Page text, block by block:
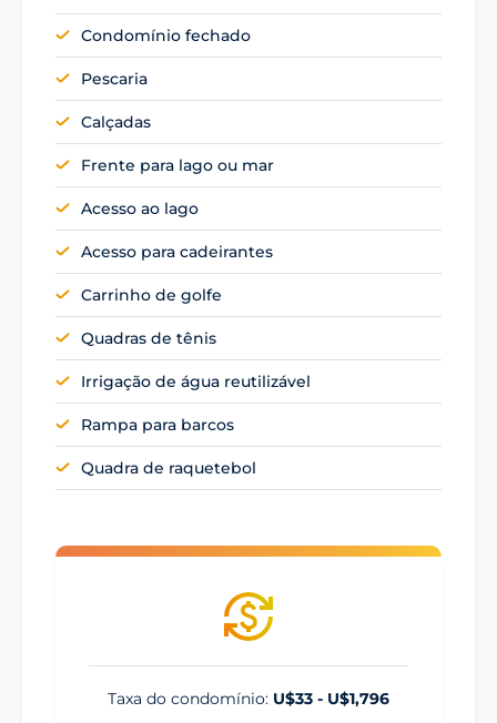
Condomínio fechado
Pescaria
Calçadas
Frente para lago ou mar
Acesso ao lago
Acesso para cadeirantes
Carrinho de golfe
Quadras de tênis
Irrigação de água reutilizável
Rampa para barcos
Quadra de raquetebol
Taxa do condomínio: U$33 - U$1,796